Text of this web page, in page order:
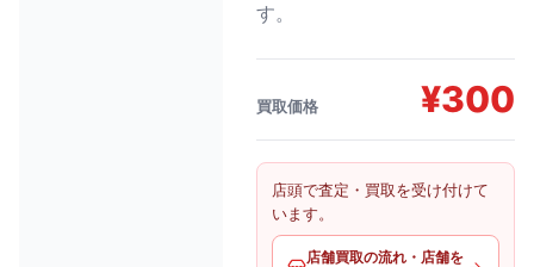
す。
買取価格 ¥300
店頭で査定・買取を受け付けて
います。
店舗買取の流れ・店舗を